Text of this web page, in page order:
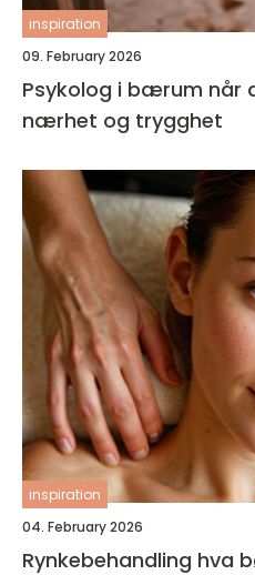
inspiration
09. February 2026
Psykolog i bærum når du trenger klarhet,
nærhet og trygghet
inspiration
04. February 2026
Rynkebehandling hva bør du vite før du